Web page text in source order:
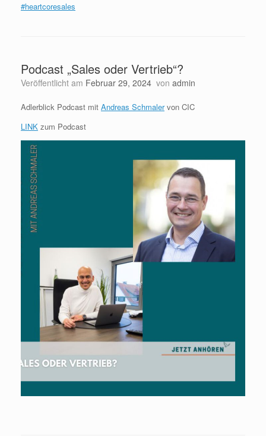
#heartcoresales
Podcast „Sales oder Vertrieb“?
Veröffentlicht am Februar 29, 2024 von admin
Adlerblick Podcast mit Andreas Schmalervon CIC
LINK zum Podcast